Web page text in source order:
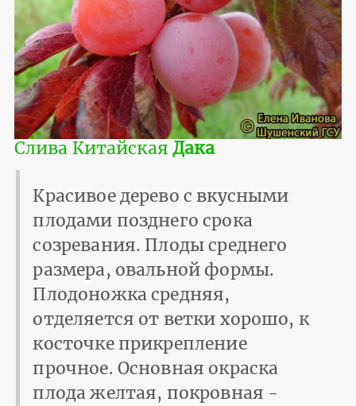
Слива КитайскаяДака
Красивое дерево с вкусными
плодами позднего срока
созревания. Плоды среднего
размера, овальной формы.
Плодоножка средняя,
отделяется от ветки хорошо, к
косточке прикрепление
прочное. Основная окраска
плода желтая, покровная -